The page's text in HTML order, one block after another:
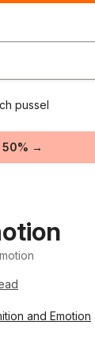
pussel
50% →
and Emotion